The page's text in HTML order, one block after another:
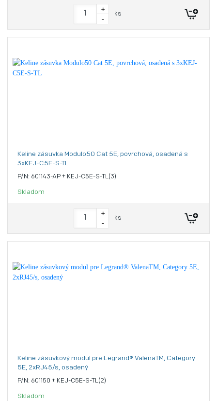
+
-
ks
Keline zásuvka Modulo50 Cat 5E, povrchová, osadená s
3xKEJ-C5E-S-TL
P/N: 601143-AP + KEJ-C5E-S-TL(3)
Skladom
+
-
ks
Keline zásuvkový modul pre Legrand® ValenaTM, Category
5E, 2xRJ45/s, osadený
P/N: 601150 + KEJ-C5E-S-TL(2)
Skladom